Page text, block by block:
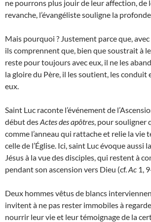
ne pourrons plus jouir de leur affection, de
revanche, l’évangéliste souligne la
Mais pourquoi ? Justement parce que, avec
ils comprennent que, bien que soustrait à
reste pour toujours avec eux, il ne les
la gloire du Père, il les soutient, les
eux.
Saint Luc raconte l’événement de
début desActes des apôtres , pour souligner
comme l’anneau qui rattache et relie la vie
celle de l’Église. Ici, saint Luc évoque aussi
Jésus à la vue des disciples, qui restent à
pendant son ascension vers Dieu (cf. Ac 1,
Deux hommes vêtus de blancs
invitent à ne pas rester immobiles à
nourrir leur vie et leur témoignage de la